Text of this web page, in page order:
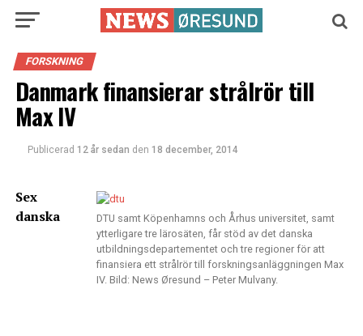
FORSKNING
Danmark finansierar strålrör till
Max IV
Publicerad 12 år sedan den 18 december, 2014
DTU samt Köpenhamns och Århus universitet, samt
ytterligare tre lärosäten, får stöd av det danska
utbildningsdepartementet och tre regioner för att
finansiera ett strålrör till forskningsanläggningen Max
IV. Bild: News Øresund – Peter Mulvany.
Sex
danska